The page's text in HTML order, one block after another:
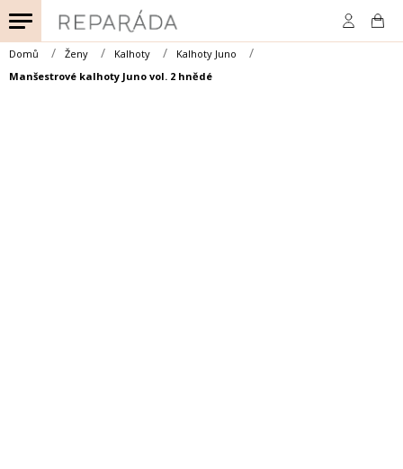
na
obsah
Domů Ženy Kalhoty
Kalhoty Juno
Manšestrové kalhoty Juno vol. 2 hnědé